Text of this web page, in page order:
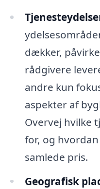
dækker,
rådgivere
andre kun
aspekter af
Overvej hvilke
for, og
samlede pris.
Geografisk